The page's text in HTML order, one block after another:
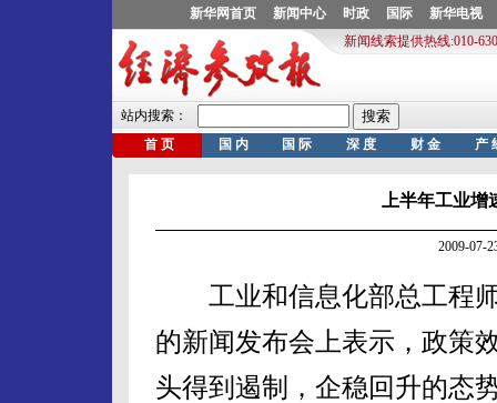
上半年工业
2009-07-
工业和信息化部总工程师
的新闻发布会上表示，政策
头得到遏制，企稳回升的态